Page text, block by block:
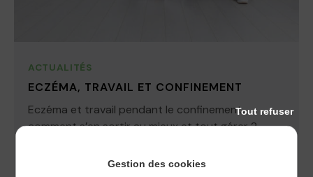
ACTUALITÉS
ECZÉMA, TRAVAIL ET CONFINEMENT
Eczéma et travail pendant le confinement,
comment s’en sortir au mieux et tout gérer ?
Gestion des cookies
Tout refuser